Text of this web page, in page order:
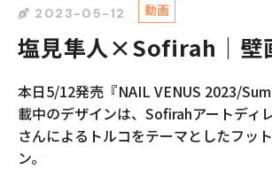
2023-05-12 動画
塩見隼人×Sofirah｜壁
本日5/12発売『NAIL VENUS 2023/
載中のデザインは、Sofirahアートディ
さんによるトルコをテーマとしたフッ
ン。